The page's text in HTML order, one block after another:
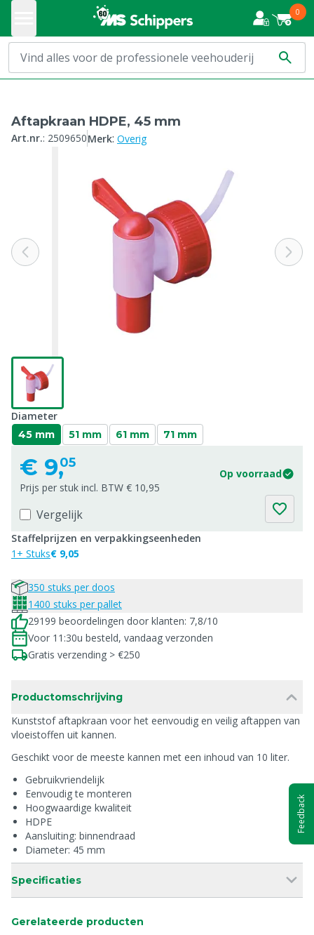
0
Aftapkraan HDPE, 45 mm
Art.nr.: 2509650Merk: Overig
Diameter
45 mm 51 mm 61 mm 71 mm
€ 9,05
Op voorraad
Prijs per stuk incl. BTW € 10,95
Vergelijk
Staffelprijzen en verpakkingseenheden
1+ Stuks€ 9,05
350 stuks per doos
1400 stuks per pallet
29199 beoordelingen door klanten: 7,8/10
Voor 11:30u besteld, vandaag verzonden
Gratis verzending > €250
Productomschrijving
Kunststof aftapkraan voor het eenvoudig en veilig aftappen van
vloeistoffen uit kannen.
Geschikt voor de meeste kannen met een inhoud van 10 liter.
Gebruikvriendelijk
Eenvoudig te monteren
Hoogwaardige kwaliteit
HDPE
Aansluiting: binnendraad
Diameter: 45 mm
Specificaties
Gerelateerde producten
Feedback